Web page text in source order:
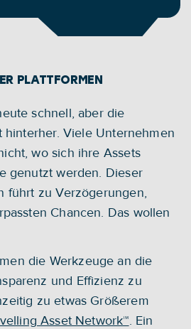
PLATTFORMEN
schnell, aber die
hinterher. Viele Unternehmen
wo sich ihre Assets
genutzt werden. Dieser
führt zu Verzögerungen,
Chancen. Das wollen
die Werkzeuge an die
und Effizienz zu
zu etwas Größerem
Asset Network™. Ein